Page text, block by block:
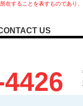
することを表すものであり
US